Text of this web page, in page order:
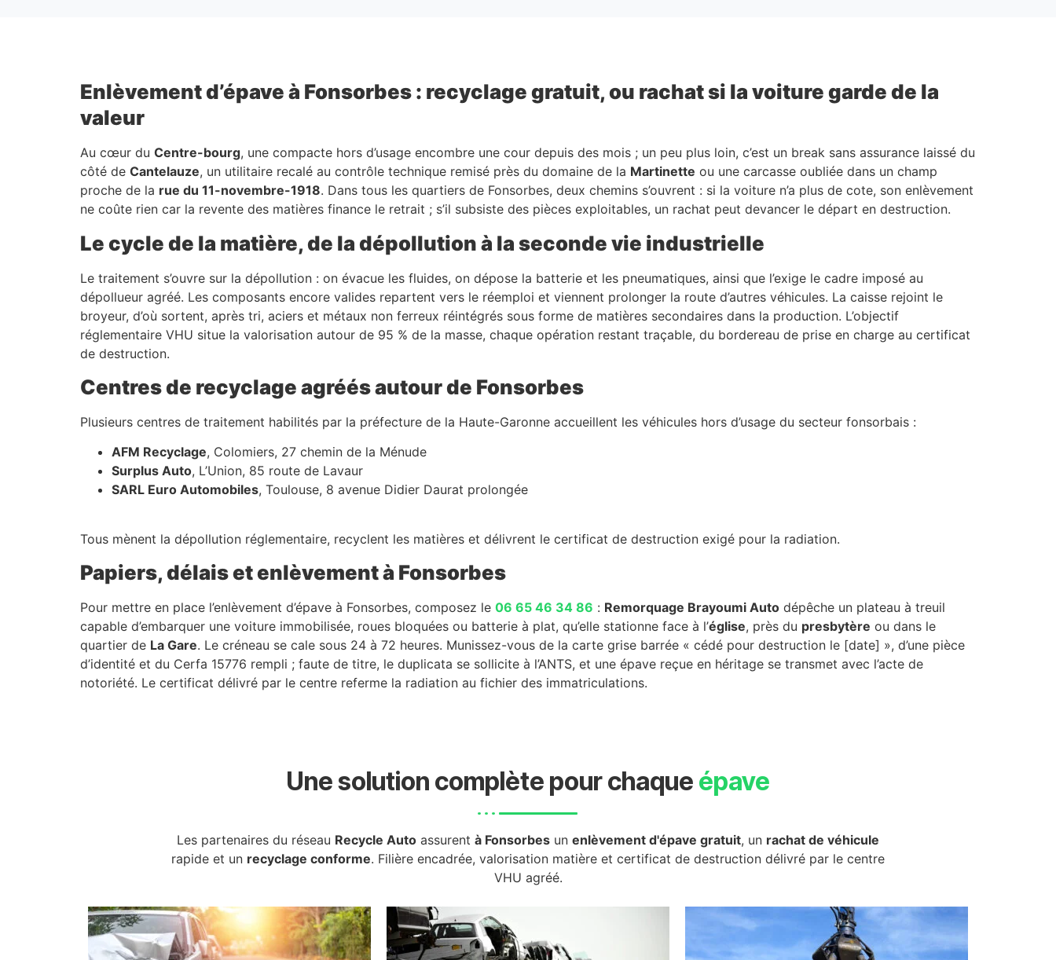
Enlèvement d’épave à Fonsorbes : recyclage gratuit, ou rachat si la voiture garde de la
valeur
Au cœur du Centre-bourg, une compacte hors d’usage encombre une cour depuis des mois ; un peu plus loin, c’est un break sans assurance laissé du
côté de Cantelauze, un utilitaire recalé au contrôle technique remisé près du domaine de la Martinette ou une carcasse oubliée dans un champ
proche de la rue du 11-novembre-1918. Dans tous les quartiers de Fonsorbes, deux chemins s’ouvrent : si la voiture n’a plus de cote, son enlèvement
ne coûte rien car la revente des matières finance le retrait ; s’il subsiste des pièces exploitables, un rachat peut devancer le départ en destruction.
Le cycle de la matière, de la dépollution à la seconde vie industrielle
Le traitement s’ouvre sur la dépollution : on évacue les fluides, on dépose la batterie et les pneumatiques, ainsi que l’exige le cadre imposé au
dépollueur agréé. Les composants encore valides repartent vers le réemploi et viennent prolonger la route d’autres véhicules. La caisse rejoint le
broyeur, d’où sortent, après tri, aciers et métaux non ferreux réintégrés sous forme de matières secondaires dans la production. L’objectif
réglementaire VHU situe la valorisation autour de 95 % de la masse, chaque opération restant traçable, du bordereau de prise en charge au certificat
de destruction.
Centres de recyclage agréés autour de Fonsorbes
Plusieurs centres de traitement habilités par la préfecture de la Haute-Garonne accueillent les véhicules hors d’usage du secteur fonsorbais :
AFM Recyclage, Colomiers, 27 chemin de la Ménude
Surplus Auto, L’Union, 85 route de Lavaur
SARL Euro Automobiles, Toulouse, 8 avenue Didier Daurat prolongée
Tous mènent la dépollution réglementaire, recyclent les matières et délivrent le certificat de destruction exigé pour la radiation.
Papiers, délais et enlèvement à Fonsorbes
Pour mettre en place l’enlèvement d’épave à Fonsorbes, composez le 06 65 46 34 86 : Remorquage Brayoumi Auto dépêche un plateau à treuil
capable d’embarquer une voiture immobilisée, roues bloquées ou batterie à plat, qu’elle stationne face à l’église, près du presbytère ou dans le
quartier de La Gare. Le créneau se cale sous 24 à 72 heures. Munissez-vous de la carte grise barrée « cédé pour destruction le [date] », d’une pièce
d’identité et du Cerfa 15776 rempli ; faute de titre, le duplicata se sollicite à l’ANTS, et une épave reçue en héritage se transmet avec l’acte de
notoriété. Le certificat délivré par le centre referme la radiation au fichier des immatriculations.
Une solution complète pour chaque épave
Les partenaires du réseau Recycle Auto assurent à Fonsorbes un enlèvement d'épave gratuit, un rachat de véhicule
rapide et un recyclage conforme. Filière encadrée, valorisation matière et certificat de destruction délivré par le centre
VHU agréé.